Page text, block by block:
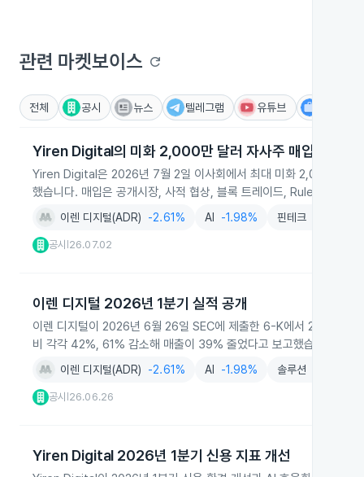
관련 마켓보이스 refresh
전체 공시 뉴스 텔레그램 유튜브
Yiren Digital의 미화 2,000만 달러 자사주 매입 프로그
Yiren Digital은 2026년 7월 2일 이사회에서 최대 미화 2,000만 달
했습니다. 매입은 공개시장, 사적 협상, 블록 트레이드, Rule 10b5-1
이렌 디지털(ADR) -2.61% AI -1.98% 핀테크
공시 26.07.02
이렌 디지털 2026년 1분기 실적 공개
이렌 디지털이 2026년 6월 26일 SEC에 제출한 6-K에서 2026년 1
비 각각 42%, 61% 감소해 매출이 39% 줄었다고 보고했습니다. 보
이렌 디지털(ADR) -2.61% AI -1.98% 솔루션
공시 26.06.26
Yiren Digital 2026년 1분기 신용 지표 개선